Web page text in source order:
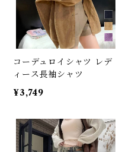
コーデュロイシャツ レデ
ィース長袖シャツ
¥3,749